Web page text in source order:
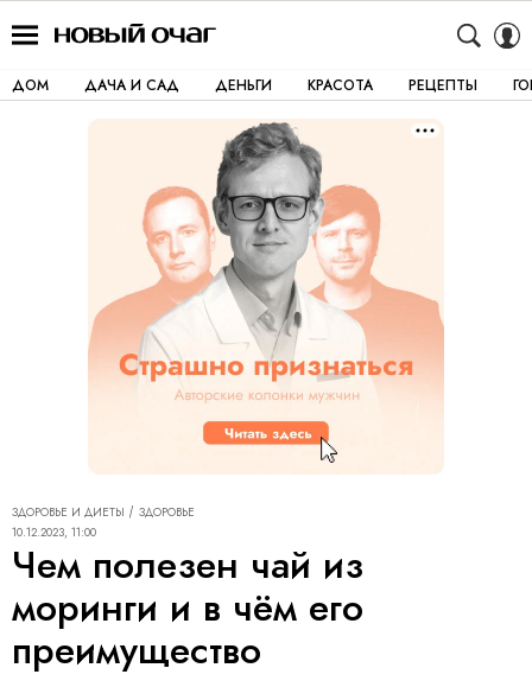
ДОМ ДАЧА И САД ДЕНЬГИ КРАСОТА РЕЦЕПТЫ
ЗДОРОВЬЕ И ДИЕТЫ
ЗДОРОВЬЕ
10.12.2023, 11:00
Чем полезен чай из
моринги и в чём его
преимущество